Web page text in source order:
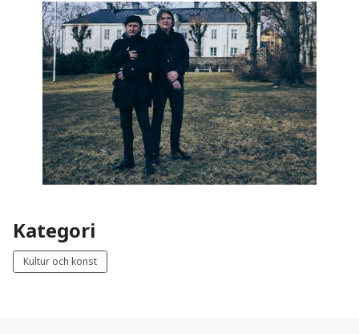
Kategori
Kultur och konst